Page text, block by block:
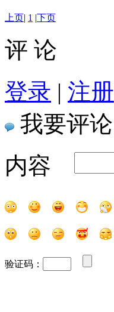
上页| 1 |下页
评 论
登录 | 注册
我要评论
内容
验证码：